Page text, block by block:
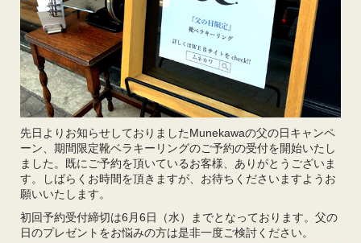
先日よりお知らせしておりましたMunekawaの父の日キャンペ
ーン、期間限定靴ベラキーリングのご予約の受付を開始いたし
ました。既にご予約を頂いているお客様、ありがとうございま
す。しばらくお時間を頂きますが、お待ちくださいますようお
願いいたします。
初回予約受付締切は6月6日（水）までとなっております。父の
日のプレゼントをお悩みの方は是非一度ご検討ください。